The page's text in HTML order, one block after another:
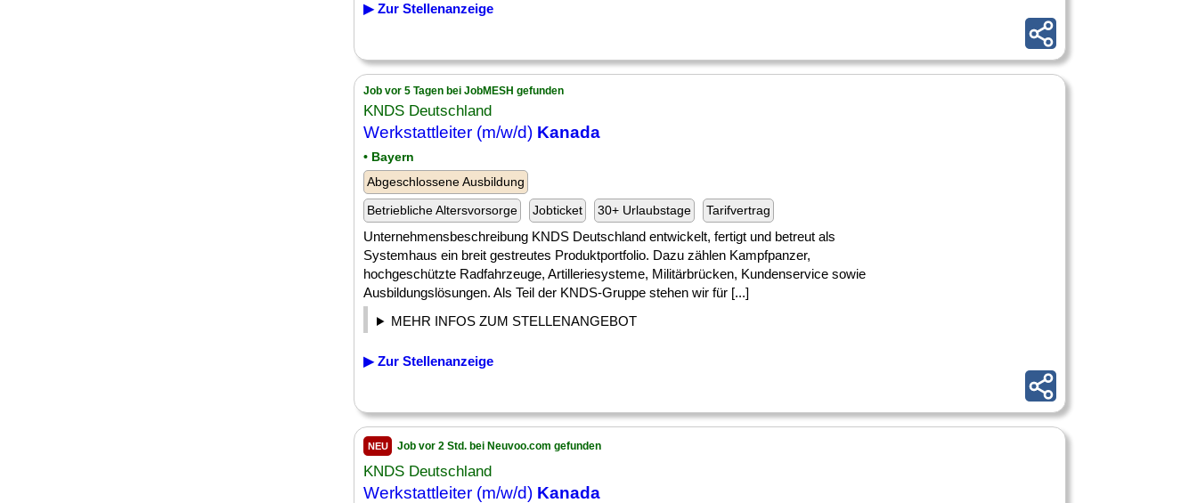
▶ Zur Stellenanzeige
Job vor 5 Tagen bei JobMESH gefunden
KNDS Deutschland
Werkstattleiter (m/w/d) Kanada
• Bayern
Abgeschlossene Ausbildung
Betriebliche Altersvorsorge
Jobticket 30+ Urlaubstage Tarifvertrag
Unternehmensbeschreibung KNDS Deutschland entwickelt, fertigt und betreut als
Systemhaus ein breit gestreutes Produktportfolio. Dazu zählen Kampfpanzer,
hochgeschützte Radfahrzeuge, Artilleriesysteme, Militärbrücken, Kundenservice sowie
Ausbildungslösungen. Als Teil der KNDS-Gruppe stehen wir für [...]
MEHR INFOS ZUM STELLENANGEBOT
▶ Zur Stellenanzeige
NEU Job vor 2 Std. bei Neuvoo.com gefunden
KNDS Deutschland
Werkstattleiter (m/w/d) Kanada